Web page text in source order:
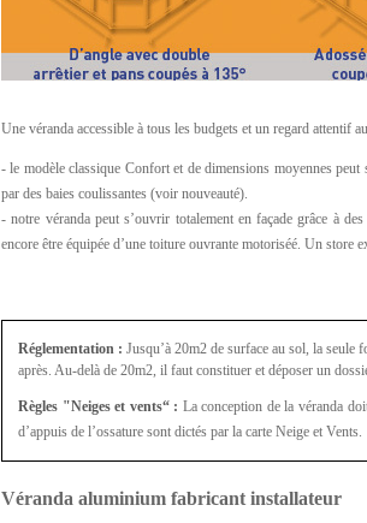
Une véranda accessible à tous les budgets et un regard attentif
- le modèle classique Confort et de dimensions moyennes
par des baies coulissantes (voir nouveauté).
- notre véranda peut s’ouvrir totalement en façade grâce à
encore être équipée d’une toiture ouvrante motoriséé. Un store
Réglementation : Jusqu’à 20m2 de surface au sol, la seule
après. Au-delà de 20m2, il faut constituer et déposer un
Règles "Neiges et vents“ : La conception de la véranda
d’appuis de l’ossature sont dictés par la carte Neige et Vents.
Véranda aluminium fabricant installateur